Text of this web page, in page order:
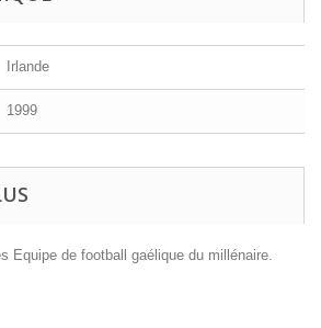
Irlande
1999
Equipe de football gaélique du millénaire.